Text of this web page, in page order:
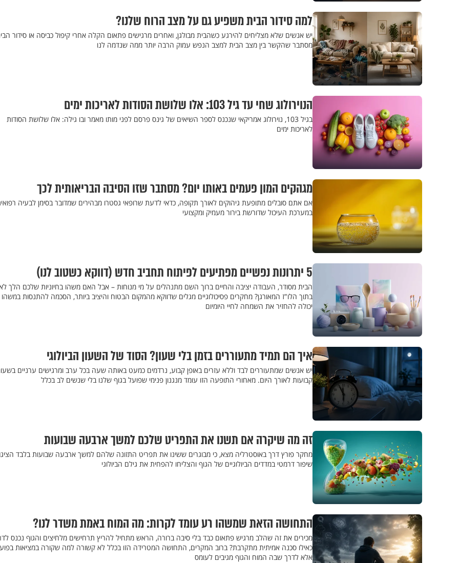
למה סידור הבית משפיע גם על מצב הרוח שלנו?
יש אנשים שלא מצליחים להירגע כשהבית מבולגן, ואחרים מרגישים פתאום הקלה אחרי קיפול כביסה או סידור
מסתבר שהקשר בין מצב הבית למצב הנפש עמוק הרבה יותר ממה שנדמה לנו
הנוירולוג שחי עד גיל 103: אלו שלושת הסודות לאריכות ימים
בגיל 103, נוירולוג אמריקאי שנכנס לספר השיאים של גינס פרסם לפני מותו מאמר ובו גילה: אלו שלושת הסודות
לאריכות ימים
מגהקים המון פעמים באותו יום? מסתבר שזו הסיבה הבריאותית לכך
אם אתם סובלים מתופעת גיהוקים לאורך תקופה, כדאי לדעת שרופאי גסטרו מבהירים שמדובר בסימן לבעיה
במערכת העיכול שדורשת בירור מעמיק ומקצועי
5 יתרונות נפשיים מפתיעים לפיתוח תחביב חדש (דווקא כשטוב לנו)
הבית מסודר, העבודה יציבה והחיים ברוך השם מתנהלים על מי מנוחות – אבל האם משהו בחיוניות שלכם הלך
בתוך הלו"ז המאורגן? מחקרים פסיכולוגיים מגלים שדווקא מהמקום הבטוח והיציב ביותר, הסכמה להתנסות
יכולה להחזיר את השמחה לחיי היומיום
איך הם תמיד מתעוררים בזמן בלי שעון? הסוד של השעון הביולוגי
יש אנשים שמתעוררים לבד וללא עזרים באופן קבוע, נרדמים כמעט באותה שעה בכל ערב ומרגישים ערניים
קבועות לאורך היום. מאחורי התופעה הזו עומד מנגנון פנימי שפועל בגוף שלנו בלי שנשים לב בכלל
זה מה שיקרה אם תשנו את התפריט שלכם למשך ארבעה שבועות
מחקר פורץ דרך באוסטרליה מצא, כי מבוגרים ששינו את תפריט התזונה שלהם למשך ארבעה שבועות בלבד הציגו
שיפור דרמטי במדדים הביולוגיים של הגוף והצליחו להפחית את גילם הביולוגי
התחושה הזאת שמשהו רע עומד לקרות: מה המוח באמת משדר לנו?
מכירים את זה שהלב מרגיש פתאום כבד בלי סיבה ברורה, הראש מתחיל להריץ תרחישים מלחיצים והגוף נכנס
כאילו סכנה אמיתית מתקרבת? ברוב המקרים, התחושה המטרידה הזו בכלל לא קשורה למה שקורה במציאות
אלא לדרך שבה המוח והגוף מגיבים לעומס